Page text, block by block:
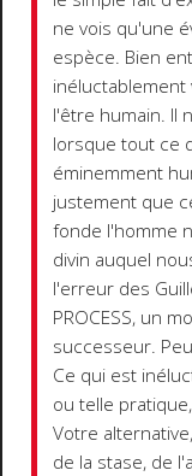
ne vois qu'une
espèce. Bien
l'être humain. Il
lorsque tout ce
éminemment
justement que
fonde l'homme
divin auquel
l'erreur des
PROCESS, un
successeur.
Ce qui est
ou telle
Votre
de la stase, de